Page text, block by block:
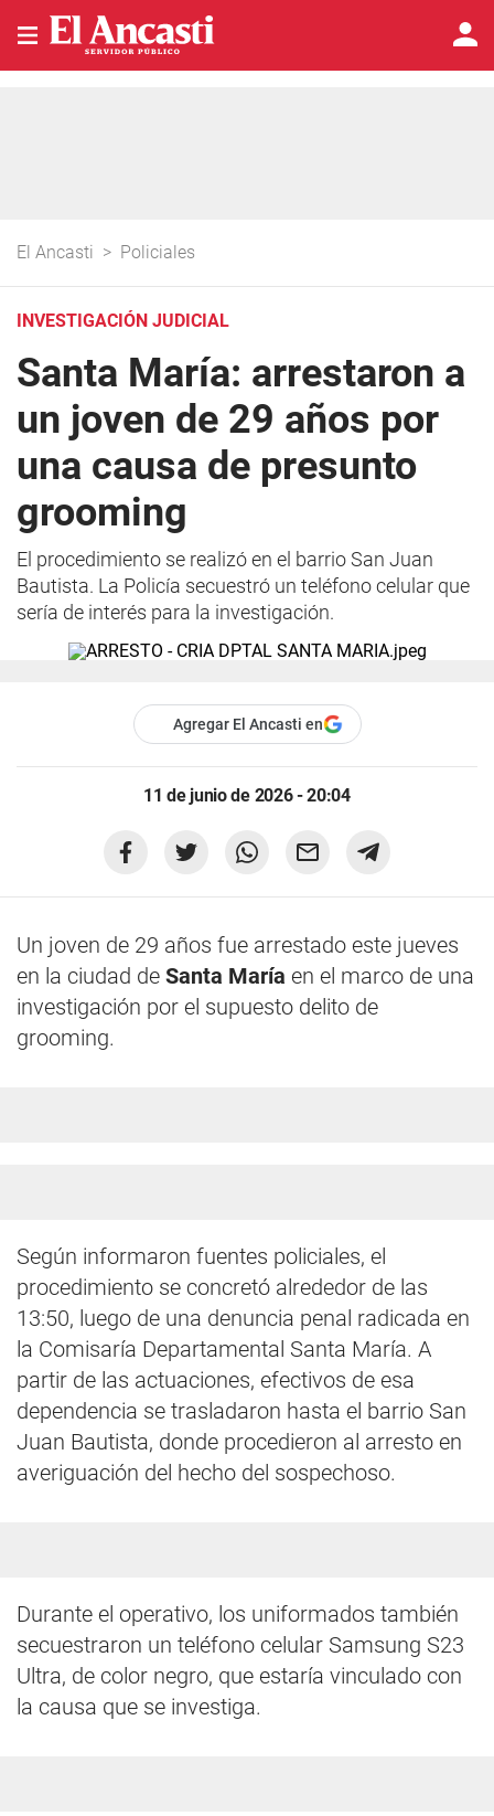
El Ancasti > Policiales
INVESTIGACIÓN JUDICIAL
Santa María: arrestaron a
un joven de 29 años por
una causa de presunto
grooming
El procedimiento se realizó en el barrio San Juan
Bautista. La Policía secuestró un teléfono celular que
sería de interés para la investigación.
Agregar El Ancasti en
11 de junio de 2026 - 20:04
Un joven de 29 años fue arrestado este jueves
en la ciudad de Santa María en el marco de una
investigación por el supuesto delito de
grooming.
Según informaron fuentes policiales, el
procedimiento se concretó alrededor de las
13:50, luego de una denuncia penal radicada en
la Comisaría Departamental Santa María. A
partir de las actuaciones, efectivos de esa
dependencia se trasladaron hasta el barrio San
Juan Bautista, donde procedieron al arresto en
averiguación del hecho del sospechoso.
Durante el operativo, los uniformados también
secuestraron un teléfono celular Samsung S23
Ultra, de color negro, que estaría vinculado con
la causa que se investiga.